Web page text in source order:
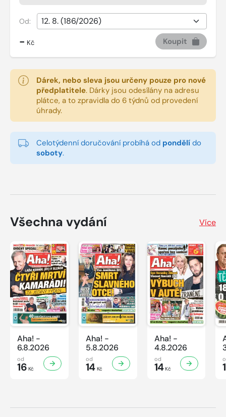
Od:
- Kč Koupit
Dárek, nebo sleva jsou určeny pouze pro nové
předplatitele. Dárky jsou odesílány na adresu
plátce, a to zpravidla do 6 týdnů od provedení
úhrady.
Celotýdenní doručování probíhá od pondělí do
soboty.
Všechna vydání Více
Aha! -
6.8.2026
od
16 Kč
Aha! -
5.8.2026
od
14Kč
Aha! -
4.8.2026
od
14Kč